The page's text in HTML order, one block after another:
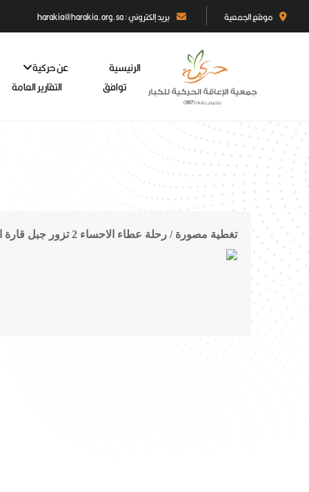
موقع الجمعية بريد إلكتروني : harakia@harakia.org.sa
الرئيسية
عن حركية
توافق
التقارير العامة
تغطية مصورة / رحلة عطاء الاحساء 2 تزور جبل قارة التاريخي